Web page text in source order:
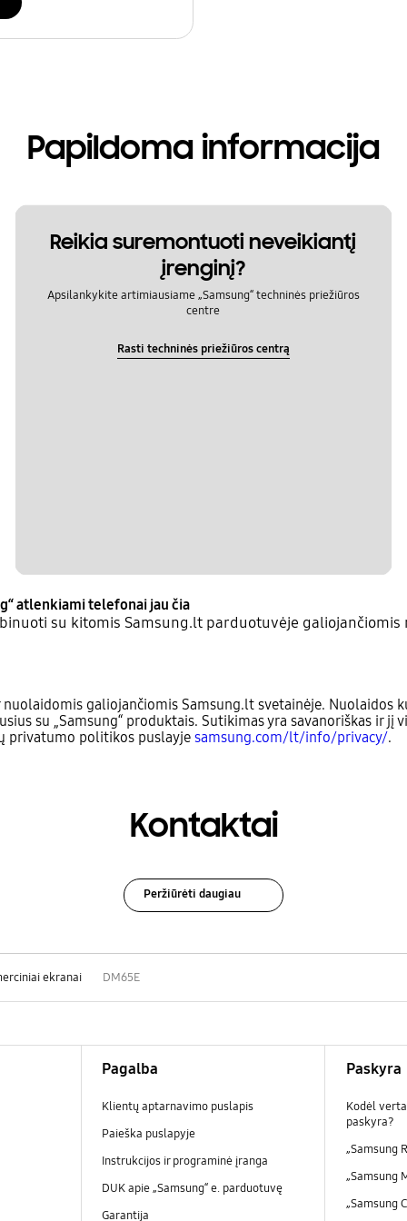
Papildoma informacija
Reikia suremontuoti neveikiantį
įrenginį?
Apsilankykite artimiausiame „Samsung“ techninės priežiūros
centre
Rasti techninės priežiūros centrą
atlenkiami telefonai jau čia
su kitomis Samsung.lt parduotuvėje galiojančiomis
galiojančiomis Samsung.lt svetainėje. Nuolaidos
su „Samsung“ produktais. Sutikimas yra savanoriškas ir jį
privatumo politikos puslayje samsung.com/lt/info/privacy/.
Kontaktai
Peržiūrėti daugiau
ekranai DM65E
Pagalba
Klientų aptarnavimo puslapis
Paieška puslapyje
Instrukcijos ir programinė įranga
DUK apie „Samsung“ e. parduotuvę
Garantija
Paskyra
Kodėl
paskyra?
„Samsung
„Samsung
„Samsung